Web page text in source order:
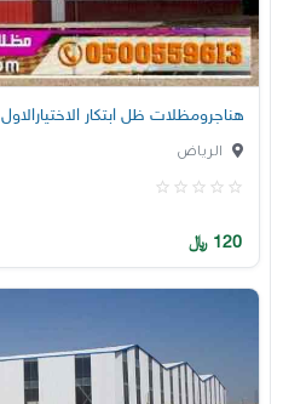
هناجرومظلات ظل ابتكار الاختيارالاول
الرياض
120 ﷼